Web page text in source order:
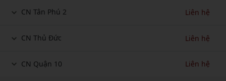
CN Tân Phú 2 Liên hệ
CN Thủ Đức Liên hệ
CN Quận 10 Liên hệ